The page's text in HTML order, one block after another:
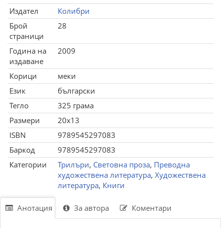
Издател
Колибри
Брой
страници
28
Година на
издаване
2009
Корици
меки
Език
български
Тегло
325 грама
Размери
20x13
ISBN
9789545297083
Баркод
9789545297083
Категории
Трилъри, Световна проза, Преводна
художествена литература, Художествена
литература, Книги
Анотация За автора Коментари